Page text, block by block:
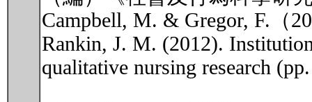
Campbell, M. & Gregor, F.（
Rankin, J. M. (2012).
qualitative nursing research